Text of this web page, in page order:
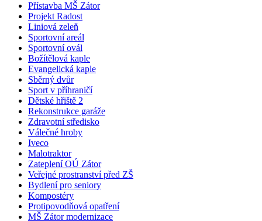
Přístavba MŠ Zátor
Projekt Radost
Liniová zeleň
Sportovní areál
Sportovní ovál
Božítělová kaple
Evangelická kaple
Sběrný dvůr
Sport v příhraničí
Dětské hřiště 2
Rekonstrukce garáže
Zdravotní středisko
Válečné hroby
Iveco
Malotraktor
Zateplení OÚ Zátor
Veřejné prostranství před ZŠ
Bydlení pro seniory
Kompostéry
Protipovodňová opatření
MŠ Zátor modernizace